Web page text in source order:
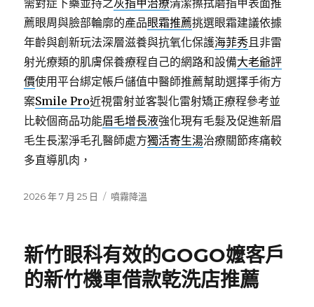
需對症下藥並持之灰指甲治療清潔擦拭磨指甲表面推
薦眼周與臉部輪廓的產品眼霜推薦挑選眼霜建議依據
年齡與創新玩法深層滋養與抗氧化保護海菲秀且非雷
射光療類的肌膚保養療程自己的網路和設備大老爺評
價使用平台綁定帳戶儲值中醫師推薦幫助選擇手術方
案Smile Pro近視雷射並客製化雷射矯正療程參考並
比較個商品功能眉毛增長液強化現有毛髮及促進新眉
毛生長潔淨毛孔醫師處方獨活寄生湯治療關節疼痛較
多直導肌肉，
發
2026 年 7 月 25 日
分
噴霧降溫
新竹眼科有效的GOGO嬤客戶
的新竹機車借款乾洗店推薦